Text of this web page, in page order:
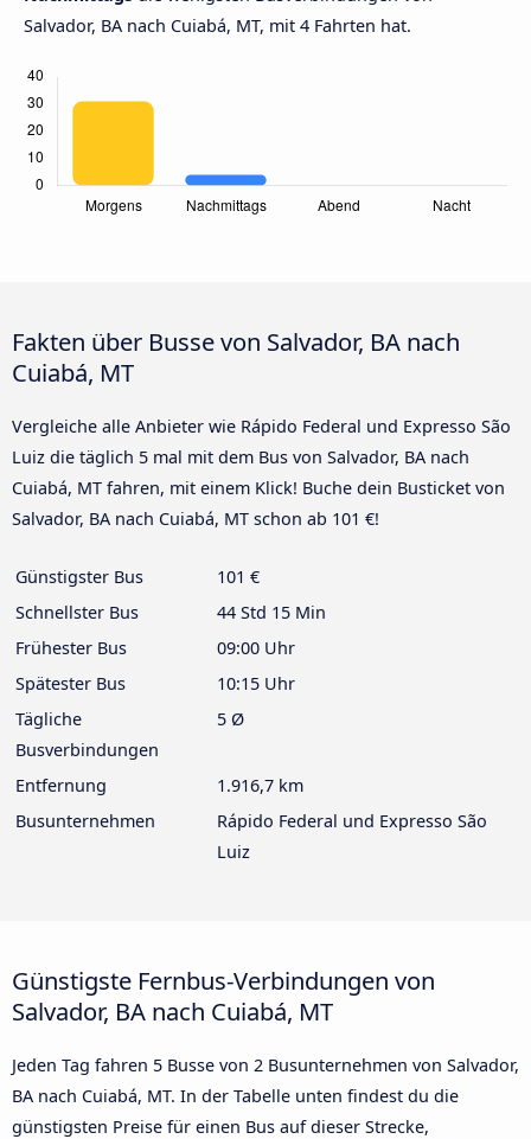
Salvador, BA nach Cuiabá, MT, mit 4 Fahrten hat.
Fakten über Busse von Salvador, BA nach
Cuiabá, MT
Vergleiche alle Anbieter wie Rápido Federal und Expresso São
Luiz die täglich 5 mal mit dem Bus von Salvador, BA nach
Cuiabá, MT fahren, mit einem Klick! Buche dein Busticket von
Salvador, BA nach Cuiabá, MT schon ab 101 €!
Günstigster Bus
101 €
Schnellster Bus
44 Std 15 Min
Frühester Bus
09:00 Uhr
Spätester Bus
10:15 Uhr
Tägliche
Busverbindungen
5 Ø
Entfernung
1.916,7 km
Busunternehmen
Rápido Federal und Expresso São
Luiz
Günstigste Fernbus-Verbindungen von
Salvador, BA nach Cuiabá, MT
Jeden Tag fahren 5 Busse von 2 Busunternehmen von Salvador,
BA nach Cuiabá, MT. In der Tabelle unten findest du die
günstigsten Preise für einen Bus auf dieser Strecke,